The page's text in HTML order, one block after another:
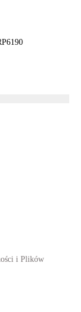
i Plików